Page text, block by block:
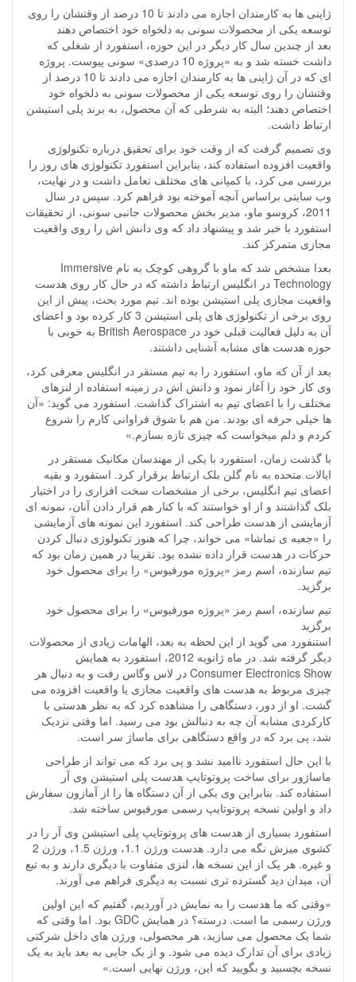
ژاپنی ها به کارمندان اجازه می دادند تا 10 درصد از وقتشان را روی
توسعه یکی از محصولات سونی به دلخواه خود اختصاص دهند
بعد از چندین سال کار دیگر در این حوزه، استفورد از شغلی که
داشت خسته شد و به «پروژه 10 درصدی» سونی پیوست. پروژه
ای که در آن ژاپنی ها به کارمندان اجازه می دادند تا 10 درصد از
وقتشان را روی توسعه یکی از محصولات سونی به دلخواه خود
اختصاص دهند؛ البته به شرطی که آن محصول، به برند پلی استیشن
ارتباط داشت.
وی تصمیم گرفت که از وقت خود برای تحقیق درباره تکنولوژی
واقعیت افزوده استفاده کند، بنابراین استفورد تکنولوژی های روز را
بررسی می کرد، با کمپانی های مختلف تعامل داشت و در نهایت،
وب سایتی براساس آنچه آموخته بود فراهم کرد. سپس در سال
2011، کروسو ماو، مدیر بخش محصولات جانبی سونی، از تحقیقات
استفورد با خبر شد و پیشنهاد داد که وی دانش اش را روی واقعیت
مجازی متمرکز کند.
بعدا مشخص شد که ماو با گروهی کوچک به نام Immersive
Technology در انگلیس ارتباط داشته که در حال کار روی هدست
واقعیت مجازی پلی استیشن بوده اند. تیم مورد بحث، پیش از این
روی برخی از تکنولوژی های پلی استیشن 3 کار کرده بود و اعضای
آن به دلیل فعالیت قبلی خود در British Aerospace به خوبی با
حوزه هدست های مشابه آشنایی داشتند.
بعد از آن که ماو، استفورد را به تیم مستقر در انگلیس معرفی کرد،
وی کار خود را آغاز نمود و دانش اش در زمینه استفاده از لنزهای
مختلف را با اعضای تیم به اشتراک گذاشت. استفورد می گوید: «آن
ها خیلی حرفه ای بودند. من هم با شوق فراوانی کارم را شروع
کردم و دلم میخواست که چیزی تازه بسازم.»
با گذشت زمان، استفورد با یکی از مهندسان مکانیک مستقر در
ایالات متحده به نام گلن بلک ارتباط برقرار کرد. استفورد و بقیه
اعضای تیم انگلیس، برخی از مشخصات سخت افزاری را در اختیار
بلک گذاشتند و از او خواستند که با کنار هم قرار دادن آنان، نمونه ای
آزمایشی از هدست طراحی کند. استفورد این نمونه های آزمایشی
را «جعبه ی تماشا» می خواند، چرا که هنوز تکنولوژی دنبال کردن
حرکات در هدست قرار داده نشده بود. تقریبا در همین زمان بود که
تیم سازنده، اسم رمز «پروژه مورفیوس» را برای محصول خود
برگزید.
تیم سازنده، اسم رمز «پروژه مورفیوس» را برای محصول خود
برگزید
استنفورد می گوید از این لحظه به بعد، الهامات زیادی از محصولات
دیگر گرفته شد. در ماه ژانویه 2012، استفورد به همایش
Consumer Electronics Show در لاس وگاس رفت و به دنبال هر
چیزی مربوط به هدست های واقعیت مجازی یا واقعیت افزوده می
گشت. او از دور، دستگاهی را مشاهده کرد که به نظر هدستی با
کارکردی مشابه آن چه به دنبالش بود می رسید. اما وقتی نزدیک
شد، پی برد که در واقع دستگاهی برای ماساژ سر است.
با این حال استفورد ناامید نشد و پی برد که می تواند از طراحی
ماساژور برای ساخت پروتوتایپ هدست پلی استیشن وی آر
استفاده کند. بنابراین وی یکی از آن دستگاه ها را از آمازون سفارش
داد و اولین نسخه پروتوتایپ رسمی مورفیوس ساخته شد.
استفورد بسیاری از هدست های پروتوتایپ پلی استیشن وی آر را در
کشوی میزش نگه می دارد. هدست ورژن 1.1، ورژن 1.5، ورژن 2
و غیره. هر یک از این نسخه ها، لنزی متفاوت با دیگری دارند و به تبع
آن، میدان دید گسترده تری نسبت به دیگری فراهم می آورند.
«وقتی که ما هدست را به نمایش در آوردیم، گفتیم که این اولین
ورژن رسمی ما است. درسته؟ در همایش GDC بود. اما وقتی که
شما یک محصول می سازید، هر محصولی، ورژن های داخل شرکتی
زیادی برای آن تدارک دیده می شود. و از یک جایی به بعد باید به یک
نسخه بچسبید و بگویید که این، ورژن نهایی است.»